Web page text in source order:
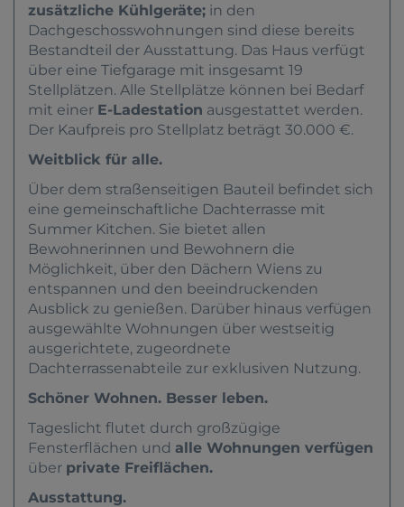
zusätzliche Kühlgeräte; in den
Dachgeschosswohnungen sind diese bereits
Bestandteil der Ausstattung. Das Haus verfügt
über eine Tiefgarage mit insgesamt 19
Stellplätzen. Alle Stellplätze können bei Bedarf
mit einer E-Ladestation ausgestattet werden.
Der Kaufpreis pro Stellplatz beträgt 30.000 €.
Weitblick für alle.
Über dem straßenseitigen Bauteil befindet sich
eine gemeinschaftliche Dachterrasse mit
Summer Kitchen. Sie bietet allen
Bewohnerinnen und Bewohnern die
Möglichkeit, über den Dächern Wiens zu
entspannen und den beeindruckenden
Ausblick zu genießen. Darüber hinaus verfügen
ausgewählte Wohnungen über westseitig
ausgerichtete, zugeordnete
Dachterrassenabteile zur exklusiven Nutzung.
Schöner Wohnen. Besser leben.
Tageslicht flutet durch großzügige
Fensterflächen und alle Wohnungen verfügen
über private Freiflächen.
Ausstattung.